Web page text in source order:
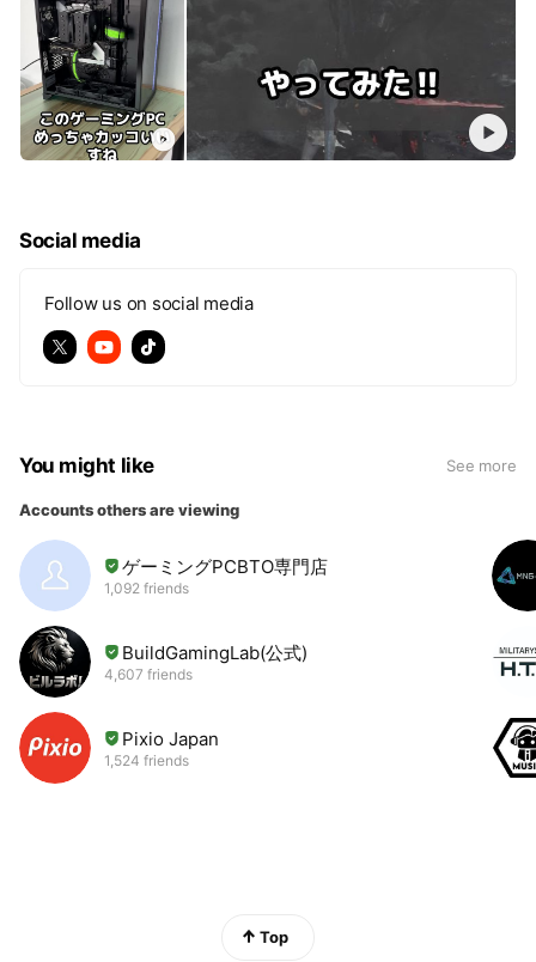
Social media
Follow us on social media
You might like See more
Accounts others are viewing
ゲーミングPCBTO専門店
1,092 friends
BuildGamingLab(公式)
4,607 friends
Pixio Japan
1,524 friends
Top